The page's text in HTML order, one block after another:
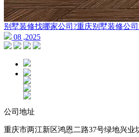
别墅装修找哪家公司?重庆别墅装修公
08 ,2025
公司地址
重庆市两江新区鸿恩二路37号绿地兴业